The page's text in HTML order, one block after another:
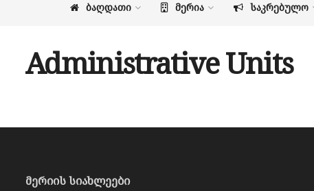
ᲑᲐᲦᲓᲐᲗᲘ ᲛᲔᲠᲘᲐ ᲡᲐᲙᲠᲔᲑᲣᲚᲝ
Administrative Units
მერიის სიახლეები